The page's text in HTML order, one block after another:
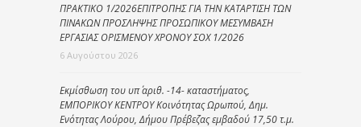
ΠΡΑΚΤΙΚΟ 1/2026ΕΠΙΤΡΟΠΗΣ ΓΙΑ ΤΗΝ ΚΑΤΑΡΤΙΣΗ ΤΩΝ
ΠΙΝΑΚΩΝ ΠΡΟΣΛΗΨΗΣ ΠΡΟΣΩΠΙΚΟΥ ΜΕΣΥΜΒΑΣΗ
ΕΡΓΑΣΙΑΣ ΟΡΙΣΜΕΝΟΥ ΧΡΟΝΟΥ ΣΟΧ 1/2026
6 Αυγούστου 2026
Εκμίσθωση του υπ΄ αριθ. -14- καταστήματος,
ΕΜΠΟΡΙΚΟΥ ΚΕΝΤΡΟΥ Κοινότητας Ωρωπού, Δημ.
Ενότητας Λούρου, Δήμου Πρέβεζας εμβαδού 17,50 τ.μ.